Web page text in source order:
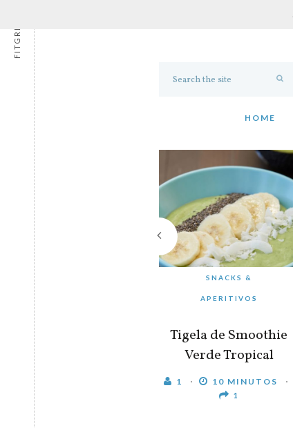
HOME
SNACKS &
APERITIVOS
Tigela de Smoothie
Verde Tropical
1 10 MINUTOS
1
FITGRESS